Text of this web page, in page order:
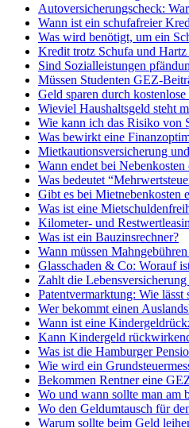
Autoversicherungscheck:
Wann ist ein schufafreier
Was wird benötigt, um ein
Kredit trotz Schufa und Hartz
Sind Sozialleistungen
Müssen Studenten GEZ-
Geld sparen durch
Wieviel Haushaltsgeld steht
Wie kann ich das Risiko von
Was bewirkt eine
Mietkautionsversicherung
Wann endet bei
Was bedeutet
Gibt es bei Mietnebenkosten
Was ist eine
Kilometer- und
Was ist ein Bauzinsrechner?
Wann müssen
Glasschaden & Co: Worauf
Zahlt die
Patentvermarktung: Wie
Wer bekommt einen
Wann ist eine
Kann Kindergeld
Was ist die Hamburger
Wie wird ein
Bekommen Rentner eine
Wo und wann sollte man am
Wo den Geldumtausch für
Warum sollte beim Geld